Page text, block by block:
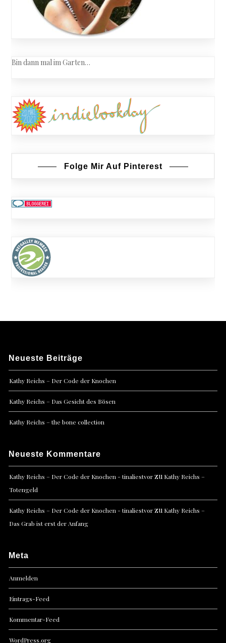
Bin dann mal im Garten…
Folge Mir Auf Pinterest
Neueste Beiträge
Kathy Reichs – Der Code der Knochen
Kathy Reichs – Das Gesicht des Bösen
Kathy Reichs – the bone collection
Neueste Kommentare
Kathy Reichs – Der Code der Knochen - tinaliestvorzu Kathy Reichs –
Totengeld
Kathy Reichs – Der Code der Knochen - tinaliestvorzu Kathy Reichs –
Das Grab ist erst der Anfang
Meta
Anmelden
Eintrags-Feed
Kommentar-Feed
WordPress.org